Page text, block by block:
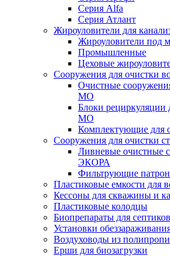
Серия Alfa
Серия Атлант
Жироуловители для
Жироуловители под
Промышленные
Цеховые
Сооружения для очистки
Очистные
МО
Блоки рециркуляции
МО
Комплектующие для
Сооружения для очистки
Ливневые очистные
ЭКОРА
Фильтрующие
Пластиковые емкости для
Кессоны для скважины и
Пластиковые колодцы
Биопрепараты для
Установки
Воздуховоды из
Ерши для биозагрузки